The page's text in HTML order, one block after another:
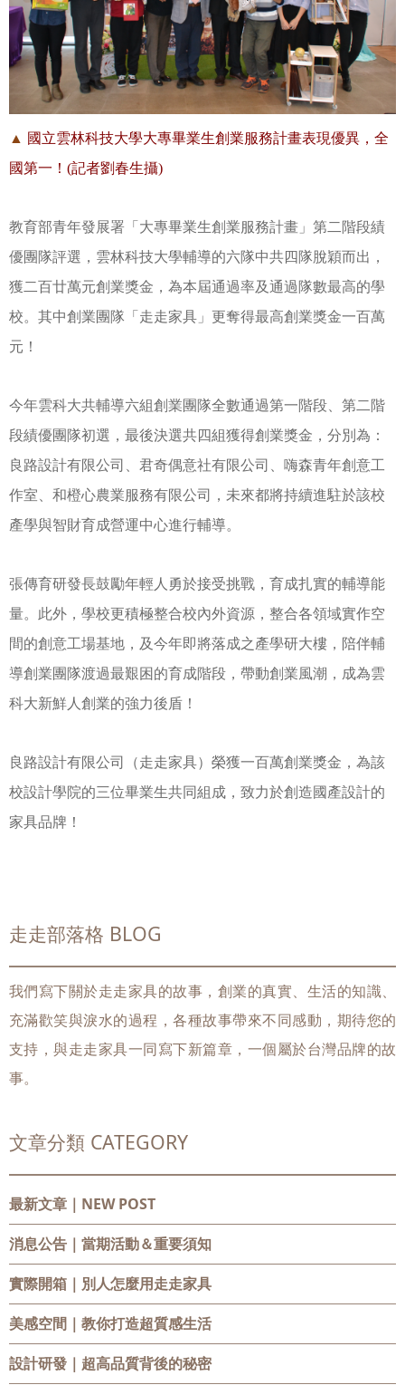
▲ 國立雲林科技大學大專畢業生創業服務計畫表現優異，全
國第一！(記者劉春生攝)
教育部青年發展署「大專畢業生創業服務計畫」第二階段績
優團隊評選，雲林科技大學輔導的六隊中共四隊脫穎而出，
獲二百廿萬元創業獎金，為本屆通過率及通過隊數最高的學
校。其中創業團隊「走走家具」更奪得最高創業獎金一百萬
元！
今年雲科大共輔導六組創業團隊全數通過第一階段、第二階
段績優團隊初選，最後決選共四組獲得創業獎金，分別為：
良路設計有限公司、君奇偶意社有限公司、嗨森青年創意工
作室、和橙心農業服務有限公司，未來都將持續進駐於該校
產學與智財育成營運中心進行輔導。
張傳育研發長鼓勵年輕人勇於接受挑戰，育成扎實的輔導能
量。此外，學校更積極整合校內外資源，整合各領域實作空
間的創意工場基地，及今年即將落成之產學研大樓，陪伴輔
導創業團隊渡過最艱困的育成階段，帶動創業風潮，成為雲
科大新鮮人創業的強力後盾！
良路設計有限公司（走走家具）榮獲一百萬創業獎金，為該
校設計學院的三位畢業生共同組成，致力於創造國產設計的
家具品牌！
走走部落格 BLOG
我們寫下關於走走家具的故事，創業的真實、生活的知識、
充滿歡笑與淚水的過程，各種故事帶來不同感動，期待您的
支持，與走走家具一同寫下新篇章，一個屬於台灣品牌的故
事。
文章分類 CATEGORY
最新文章｜NEW POST
消息公告 ｜當期活動＆重要須知
實際開箱 ｜別人怎麼用走走家具
美感空間 ｜教你打造超質感生活
設計研發 ｜超高品質背後的秘密